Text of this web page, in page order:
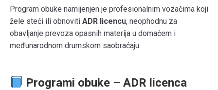
Program obuke namijenjen je profesionalnim vozačima koji
žele steći ili obnoviti ADR licencu, neophodnu za
obavljanje prevoza opasnih materija u domaćem i
međunarodnom drumskom saobraćaju.
Programi obuke – ADR licenca